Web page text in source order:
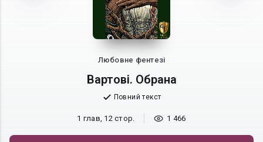
Любовне фентезі
Вартові. Обрана
Повний текст
1 глав, 12 стор. 1 466